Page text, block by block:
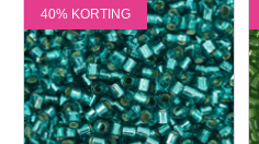
40% KORTING